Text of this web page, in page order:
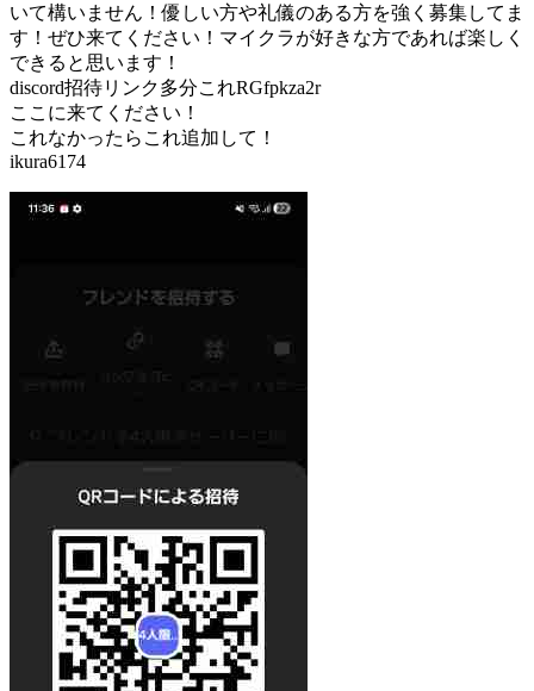
いて構いません！優しい方や礼儀のある方を強く募集してま
す！ぜひ来てください！マイクラが好きな方であれば楽しく
できると思います！
discord招待リンク多分これRGfpkza2r
ここに来てください！
これなかったらこれ追加して！
ikura6174